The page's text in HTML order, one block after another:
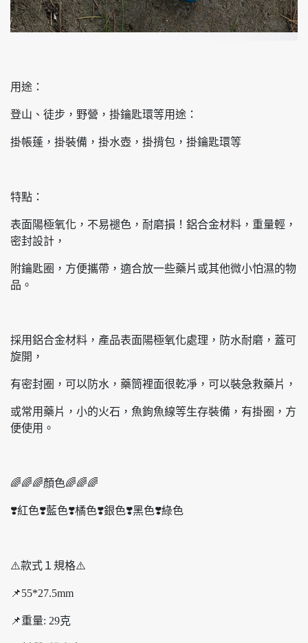
用途：
登山、徒步，野營，掛鑰匙環等用途：
掛帳蓬，掛裝備，掛水壺，掛揹包，掛鑰匙環等
特點：
表面陽極氧化，不易褪色，耐磨損！鋁合金材料，重量輕，
密封設計，
附鑰匙圈，方便攜帶，適合放一些藥片或其他微小怕濕的物
品。
採用鋁合金材料，產品表面陽極氧化處理，防水耐磨，蓋可
旋開，
有密封圈，可以防水，藥筒裡面很乾凈，可以裝急救藥片，
或常用藥片，小的火石，魚鉤魚線等生存裝備，有掛圈，方
便使用。
🌈🌈🌈顏色🌈🌈🌈
❣️紅色❣️藍色❣️橘色❣️銀色❣️黑色❣️綠色
⚠️款式１規格⚠️
📌55*27.5mm
📌重量: 29克